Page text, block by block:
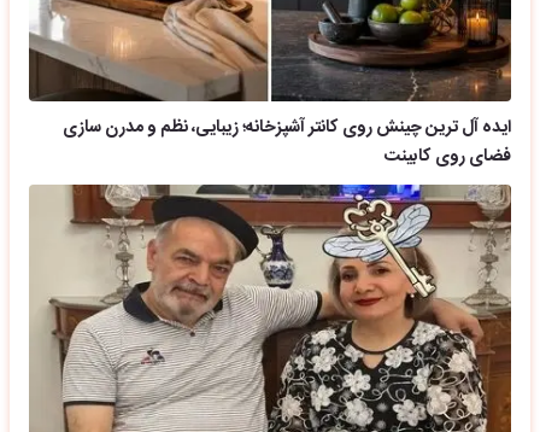
ایده آل ترین چینش روی کانتر آشپزخانه؛ زیبایی، نظم و مدرن سازی
فضای روی کابینت